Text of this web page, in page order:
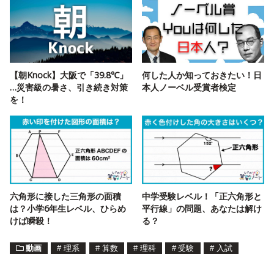
【朝Knock】大阪で「39.8℃」
…災害級の暑さ、引き続き対策
を！
何した人か知っておきたい！日
本人ノーベル受賞者検定
六角形に接した三角形の面積
は？小学6年生レベル、ひらめ
けば瞬殺！
中学受験レベル！「正六角形と
平行線」の問題、あなたは解け
る？
動画 # 理系 # 算数 # 理科 # 受験 # 入試